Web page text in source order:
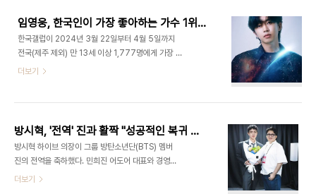
Garden Marching Band (feat. 로꼬)', 'Slow
Dance (feat. Sofia Carson)', 'Be Mine',
'Who', 'Closer Than This' 등 총 7곡이 담긴다.
지민은 6곡의 작사·작곡에 참여해 하고 싶은 이야기
를 진솔하게 풀어냈다. 지난 2023년 3월 공개된
임영웅, 한국인이 가장 좋아하는 가수 1위…아이유·BTS TOP3
한국갤럽이 2024년 3월 22일부터 4월 5일까지
전국(제주 제외) 만 13세 이상 1,777명에게 가장 좋
아하는 가수를 물은 결과(자유응답) '임영
성'(2.7%), '영탁', '송가인'(이상 2.4%), '블랙핑
크'(BLACKPINK, 2.2%)가 10위 안에 들었
다. 2016년 데뷔한 임영웅은 2020년 TV조선 오
디션 프로그램 '미스터트롯' 우승 이후 공연, 방송, 광
고 등에서 가장 각광받는 스타로 자리잡았다. 아이유
더보기
방시혁, '전역' 진과 활짝 "성공적인 복귀 축하"…민희진과 분쟁 후 첫 SNS
방시혁 하이브 의장이 그룹 방탄소년단(BTS) 멤버
진의 전역을 축하했다. 민희진 어도어 대표와 경영권
분쟁을 벌인 이후 첫 근황 공개라는 점에서 화제
더보기